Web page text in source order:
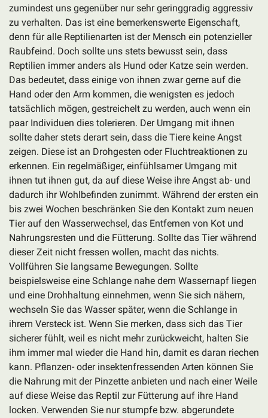
zumindest uns gegenüber nur sehr geringgradig aggressiv
zu verhalten. Das ist eine bemerkenswerte Eigenschaft,
denn für alle Reptilienarten ist der Mensch ein potenzieller
Raubfeind. Doch sollte uns stets bewusst sein, dass
Reptilien immer anders als Hund oder Katze sein werden.
Das bedeutet, dass einige von ihnen zwar gerne auf die
Hand oder den Arm kommen, die wenigsten es jedoch
tatsächlich mögen, gestreichelt zu werden, auch wenn ein
paar Individuen dies tolerieren. Der Umgang mit ihnen
sollte daher stets derart sein, dass die Tiere keine Angst
zeigen. Diese ist an Drohgesten oder Fluchtreaktionen zu
erkennen. Ein regelmäßiger, einfühlsamer Umgang mit
ihnen tut ihnen gut, da auf diese Weise ihre Angst ab- und
dadurch ihr Wohlbefinden zunimmt. Während der ersten ein
bis zwei Wochen beschränken Sie den Kontakt zum neuen
Tier auf den Wasserwechsel, das Entfernen von Kot und
Nahrungsresten und die Fütterung. Sollte das Tier während
dieser Zeit nicht fressen wollen, macht das nichts.
Vollführen Sie langsame Bewegungen. Sollte
beispielsweise eine Schlange nahe dem Wassernapf liegen
und eine Drohhaltung einnehmen, wenn Sie sich nähern,
wechseln Sie das Wasser später, wenn die Schlange in
ihrem Versteck ist. Wenn Sie merken, dass sich das Tier
sicherer fühlt, weil es nicht mehr zurückweicht, halten Sie
ihm immer mal wieder die Hand hin, damit es daran riechen
kann. Pflanzen- oder insektenfressenden Arten können Sie
die Nahrung mit der Pinzette anbieten und nach einer Weile
auf diese Weise das Reptil zur Fütterung auf ihre Hand
locken. Verwenden Sie nur stumpfe bzw. abgerundete